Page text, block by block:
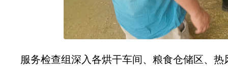
服务检查组深入各烘干车间、粮食仓储区、